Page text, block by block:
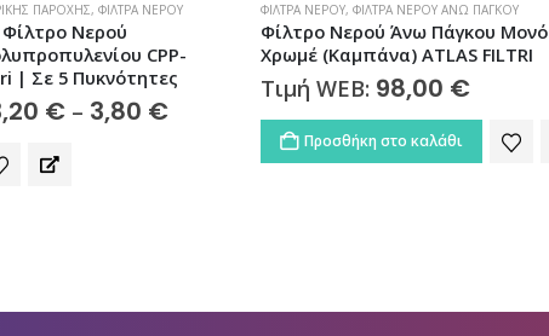
ΠΑΡΟΧΉΣ, ΦΊΛΤΡΑ ΝΕΡΟΎ
Νερού
CPP-
| Σε 5 Πυκνότητες
€ – 3,80 €Price
ΦΊΛΤΡΑ ΝΕΡΟΎ, ΦΊΛΤΡΑ ΝΕΡΟΎ ΆΝΩ ΠΆΓΚΟΥ
Φίλτρο Νερού Άνω Πάγκου Μονό
Χρωμέ (Καμπάνα) ATLAS FILTRI
Τιμή WEB: 98,00 €
Προσθήκη στο καλάθι